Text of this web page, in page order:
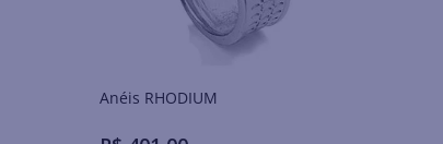
Anéis RHODIUM